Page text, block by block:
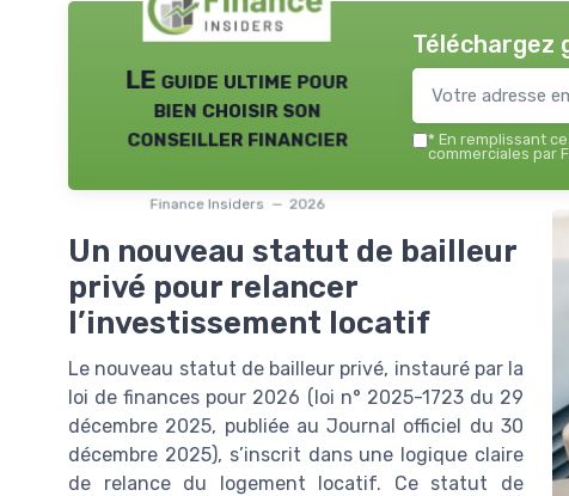
LE guide ultime pour
bien choisir son
conseiller financier
Finance Insiders — 2026
Téléchargez
* En remplissant
commerciales par
Un nouveau statut de bailleur
privé pour relancer
l’investissement locatif
Le nouveau statut de bailleur privé, instauré par la
loi de finances pour 2026 (loi n° 2025-1723 du 29
décembre 2025, publiée au Journal officiel du 30
décembre 2025), s’inscrit dans une logique claire
de relance du logement locatif. Ce statut de